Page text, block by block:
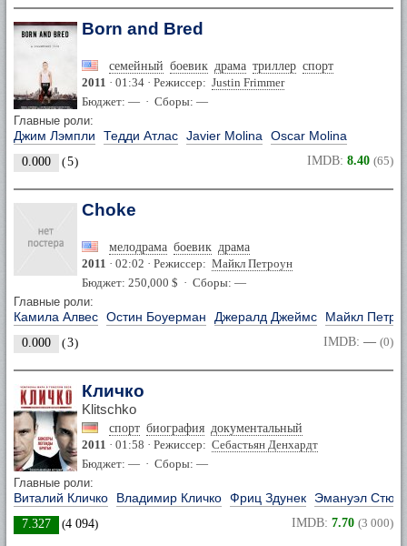
Born and Bred
семейный боевик драма триллер спорт
2011 · 01:34 · Режиссер: Justin Frimmer
Бюджет: — · Сборы: —
Главные роли:
Джим Лэмпли Тедди Атлас Javier Molina Oscar Molina
0.000 (5) IMDB: 8.40 (65)
Choke
мелодрама боевик драма
2011 · 02:02 · Режиссер: Майкл Петроун
Бюджет: 250,000 $ · Сборы: —
Главные роли:
Камила Алвес Остин Боуерман Джералд Джеймс Майкл
0.000 (3) IMDB: — (0)
Кличко
Klitschko
спорт биография документальный
2011 · 01:58 · Режиссер: Себастьян Денхардт
Бюджет: — · Сборы: —
Главные роли:
Виталий Кличко Владимир Кличко Фриц Здунек Эмануэл
7.327 (4 094) IMDB: 7.70 (3 000)